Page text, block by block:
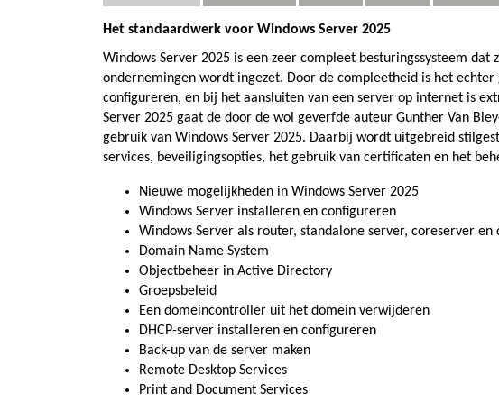
Het standaardwerk voor Windows Server 2025
Windows Server 2025 is een zeer compleet besturingssysteem
ondernemingen wordt ingezet. Door de compleetheid is het
configureren, en bij het aansluiten van een server op internet is
Server 2025 gaat de door de wol geverfde auteur Gunther Van
gebruik van Windows Server 2025. Daarbij wordt uitgebreid
services, beveiligingsopties, het gebruik van certificaten en het
Nieuwe mogelijkheden in Windows Server 2025
Windows Server installeren en configureren
Windows Server als router, standalone server, coreserver
Domain Name System
Objectbeheer in Active Directory
Groepsbeleid
Een domeincontroller uit het domein verwijderen
DHCP-server installeren en configureren
Back-up van de server maken
Remote Desktop Services
Print and Document Services